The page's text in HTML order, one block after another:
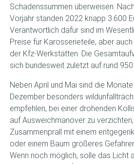
Schadenssummen überweisen:
Vorjahr standen 2022 knapp 3.600
Verantwortlich dafür sind im
Preise für Karosserieteile, aber
der Kfz-Werkstätten. Die
sich bundesweit zuletzt auf rund 950
Neben April und Mai sind die
Dezember besonders
empfehlen, bei einer drohenden
auf Ausweichmanöver zu
Zusammenprall mit einem
oder einem Baum größeres
Wenn noch möglich, solle das Licht